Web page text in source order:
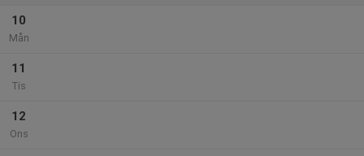
10
Mån
11
Tis
12
Ons